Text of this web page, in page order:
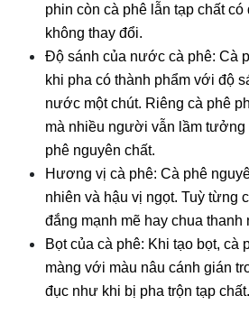
phin còn cà phê lẫn tạp chất
không thay đổi.
Độ sánh của nước cà phê: Cà
khi pha có thành phẩm với độ
nước một chút. Riêng cà phê
mà nhiều người vẫn lầm tưởng
phê nguyên chất.
Hương vị cà phê: Cà phê
nhiên và hậu vị ngọt. Tuỳ từng
đắng mạnh mẽ hay chua thanh
Bọt của cà phê: Khi tạo bọt, cà
màng với màu nâu cánh gián
đục như khi bị pha trộn tạp chất.